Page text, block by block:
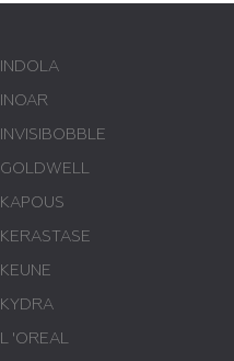
INDOLA
INOAR
INVISIBOBBLE
GOLDWELL
KAPOUS
KERASTASE
KEUNE
KYDRA
L 'ОREAL